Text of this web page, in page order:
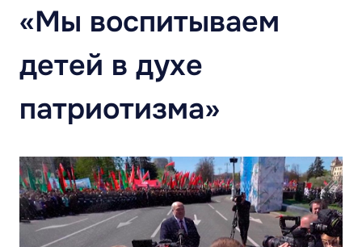
«Мы воспитываем
детей в духе
патриотизма»